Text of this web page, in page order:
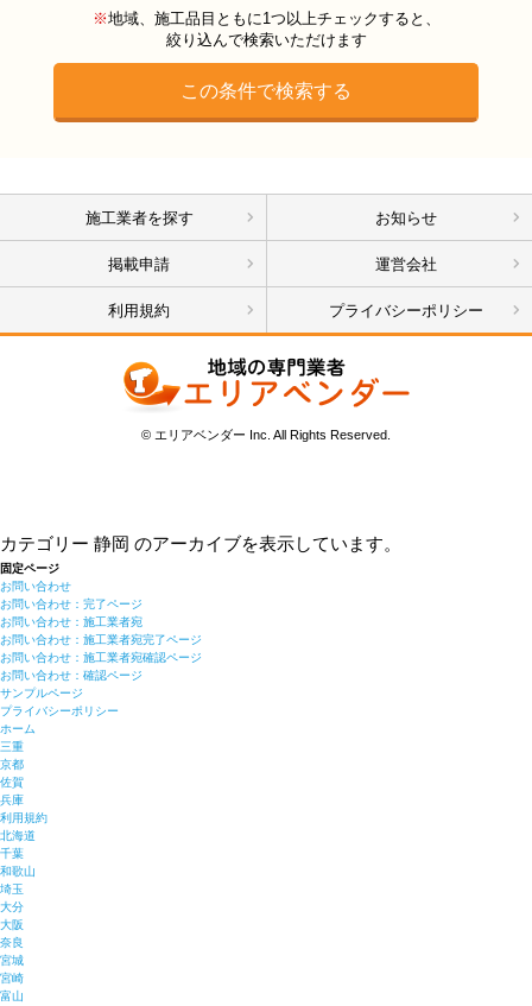
※地域、施工品目ともに1つ以上チェックすると、
絞り込んで検索いただけます
施工業者を探す お知らせ
掲載申請 運営会社
利用規約 プライバシーポリシー
© エリアベンダー Inc. All Rights Reserved.
カテゴリー 静岡 のアーカイブを表示しています。
固定ページ
お問い合わせ
お問い合わせ：完了ページ
お問い合わせ：施工業者宛
お問い合わせ：施工業者宛完了ページ
お問い合わせ：施工業者宛確認ページ
お問い合わせ：確認ページ
サンプルページ
プライバシーポリシー
ホーム
三重
京都
佐賀
兵庫
利用規約
北海道
千葉
和歌山
埼玉
大分
大阪
奈良
宮城
宮崎
富山